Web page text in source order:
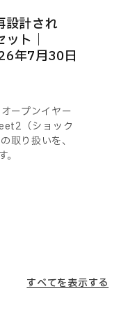
設計され
ト｜
年7月30日
ープンイヤー
（ショック
取り扱いを、
すべてを表示する